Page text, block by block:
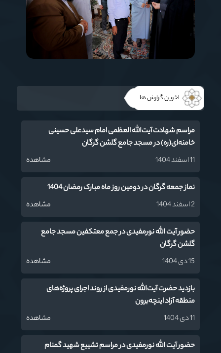
اخرین گزارش ها
مراسم شهادت آیت‌‌الله العظمی امام سیدعلی حسینی
خامنه‌ای(ره) در مسجد جامع گلشن گرگان
11 اسفند 1404
مشاهده
نماز جمعه گرگان در دومین روز ماه مبارک رمضان 1404
2 اسفند 1404
مشاهده
حضور آیت الله نورمفیدی در جمع معتکفین مسجد جامع
گلشن گرگان
15 دی 1404
مشاهده
بازدید حضرت آیت‌الله نورمفیدی از روند اجرای پروژه‌های
منطقه آزاد اینچه‌برون
11 دی 1404
مشاهده
حضور آیت الله نورمفیدی در مراسم تشییع شهید گمنام